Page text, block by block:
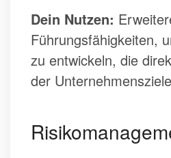
Dein Nutzen:
Führungsfähigkeiten,
zu entwickeln, die
der